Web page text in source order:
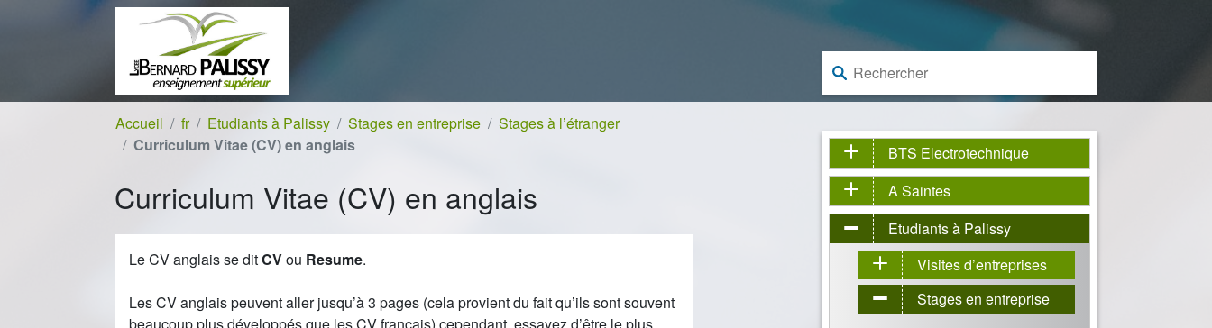
Aller au contenu
Aller à la navigation
Rechercher :
Accueil fr Etudiants à Palissy Stages en entreprise
Stages à l’étranger
Curriculum Vitae (CV) en anglais
Curriculum Vitae (CV) en anglais
Le CV anglais se ditCVou Resume.
Les CV anglais peuvent aller jusqu’à 3 pages (cela provient du fait qu’ils sont souvent
beaucoup plus développés que les CV français) cependant, essayez d’être le plus
BTS Electrotechnique
A Saintes
Etudiants à Palissy
Visites d’entreprises
Stages en entreprise